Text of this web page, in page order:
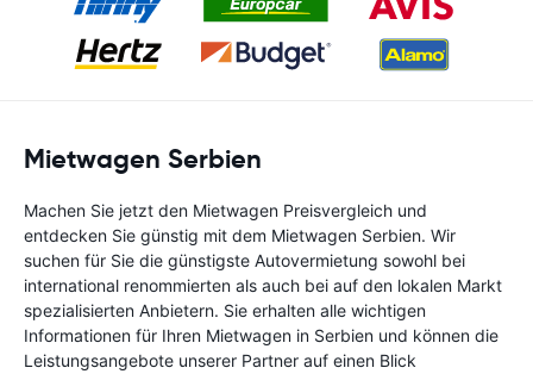
Mietwagen Serbien
Machen Sie jetzt den Mietwagen Preisvergleich und
entdecken Sie günstig mit dem Mietwagen Serbien. Wir
suchen für Sie die günstigste Autovermietung sowohl bei
international renommierten als auch bei auf den lokalen Markt
spezialisierten Anbietern. Sie erhalten alle wichtigen
Informationen für Ihren Mietwagen in Serbien und können die
Leistungsangebote unserer Partner auf einen Blick